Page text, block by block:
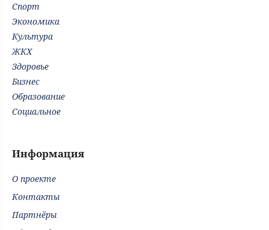
Спорт
Экономика
Культура
ЖКХ
Здоровье
Бизнес
Образование
Социальное
Информация
О проекте
Контакты
Партнёры